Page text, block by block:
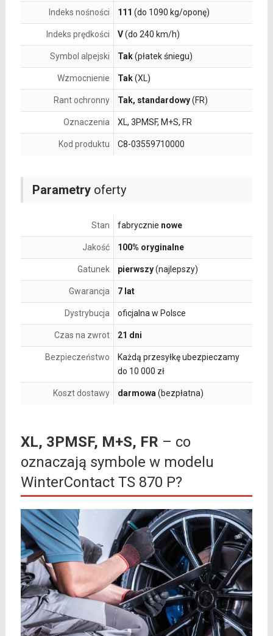
Parametryoferty
Stan fabrycznie nowe
Jakość 100% oryginalne
Gatunek pierwszy(najlepszy)
Gwarancja 7 lat
Dystrybucja oficjalna w Polsce
Czas na zwrot 21 dni
Bezpieczeństwo
Każdą przesyłkę ubezpieczamy
do 10 000 zł
Koszt dostawy darmowa (bezpłatna)
Indeks nośności 111 (do 1090 kg/oponę)
Indeks prędkości V(do 240 km/h)
Symbol alpejski Tak(płatek śniegu)
Wzmocnienie Tak(XL)
Rant ochronny Tak, standardowy(FR)
Oznaczenia XL, 3PMSF, M+S, FR
Kod produktu C8-03559710000
XL, 3PMSF, M+S, FR – co
oznaczają symbole w modelu
WinterContact TS 870 P?